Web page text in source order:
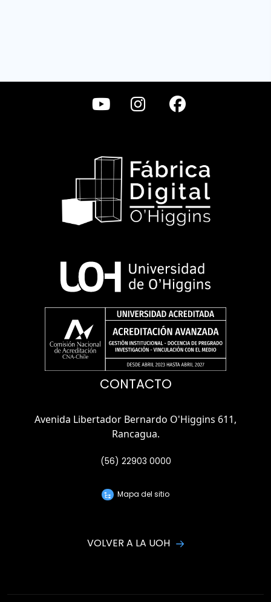
CONTACTO
Avenida Libertador Bernardo O'Higgins 611,
Rancagua.
(56) 22903 0000
Mapa del sitio
VOLVER A LA UOH